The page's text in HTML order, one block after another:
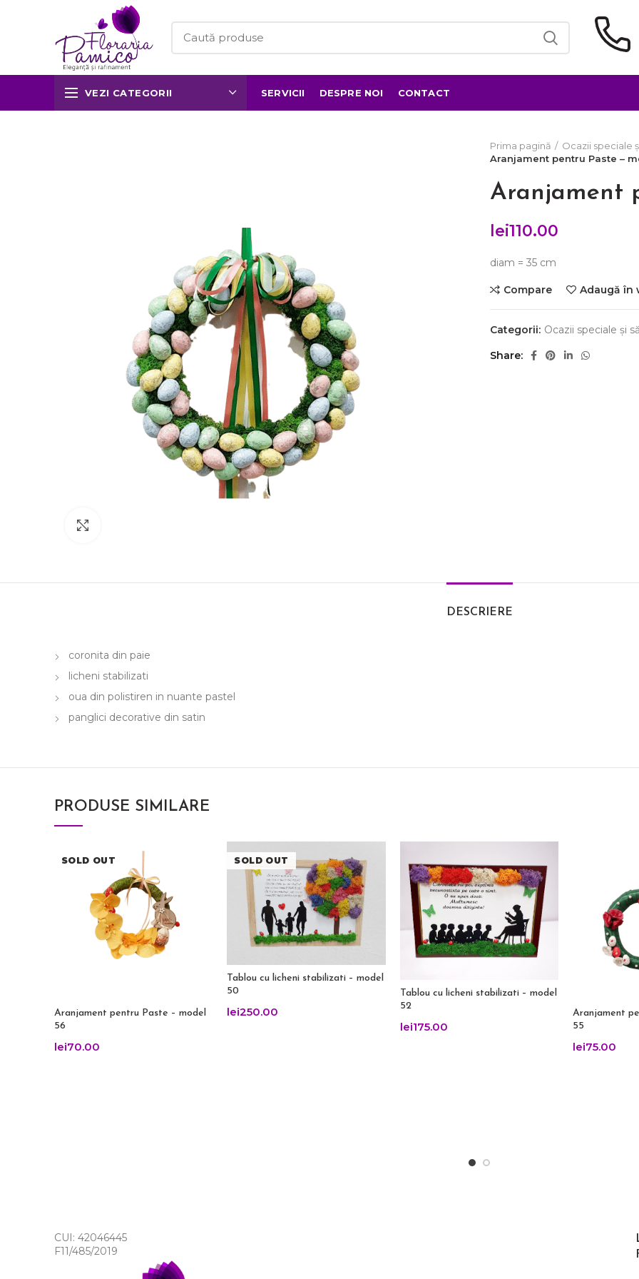
VEZI CATEGORII SERVICII DESPRE NOI CONTACT
Prima pagină Ocazii speciale
Aranjament pentru Paste –
Aranjament
lei110.00
diam = 35 cm
Compare Adaugă în
Categorii: Ocazii speciale și
Share
DESCRIERE
coronita din paie
licheni stabilizati
oua din polistiren in nuante pastel
panglici decorative din satin
PRODUSE SIMILARE
SOLD OUT
Aranjament pentru Paste – model
56
lei70.00
SOLD OUT
Tablou cu licheni stabilizati – model
50
lei250.00
Tablou cu licheni stabilizati – model
52
lei175.00
Aranjament
55
lei75.00
CUI: 42046445
F11/485/2019